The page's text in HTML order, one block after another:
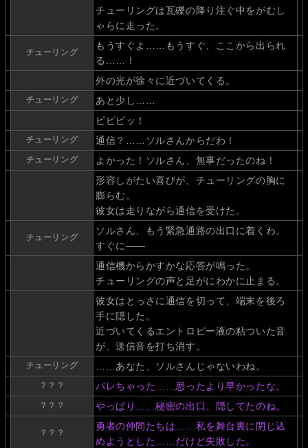
チューリングは瓦礫の降り注ぐ中をがむし
ゃらに走った。
チューリング
もうすぐよ……もうすぐ、ここから出られ
る……！
外の光が徐々に近づいてくる。
チューリング
あと少し……
ピピピッ！
チューリング 通信？……ソルさんからだわ！
チューリング
よかった！ソルさん、無事だったのね！
形容しがたい喜びが、チューリングの胸に
膨らむ。
彼女は走りながら通信を受けた。
チューリング
ソルさん、もう緊急通路の出口に着くわ。
すぐに――
通信機からかすかな応答が鳴った。
チューリングの声と足がにわかに止まる。
彼女はとっさに通信を切って、端末を後ろ
手に隠した。
近づいてくるエントロピー液の粘ついた音
が、送信音を打ち消す。
チューリング ……あなた、ソルさんじゃないわね。
？？？ バレちゃった……思ったより早かったな。
？？？ やっぱり……秘密の出口、隠してたのね。
？？？
勇者の仲間たちは……私を舞台裏に閉じ込
めようとした……だけど失敗した。